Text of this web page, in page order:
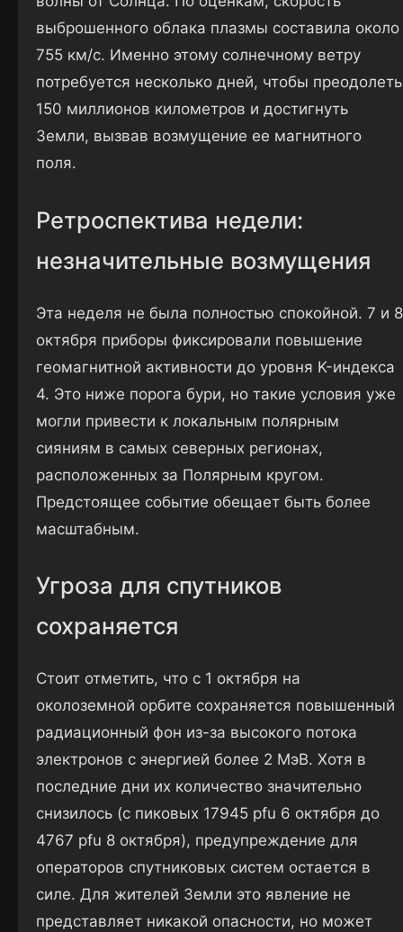
выброшенного облака плазмы составила около
755 км/с. Именно этому солнечному ветру
потребуется несколько дней, чтобы преодолеть
150 миллионов километров и достигнуть
Земли, вызвав возмущение ее магнитного
поля.
Ретроспектива недели:
незначительные возмущения
Эта неделя не была полностью спокойной. 7 и 8
октября приборы фиксировали повышение
геомагнитной активности до уровня K-индекса
4. Это ниже порога бури, но такие условия уже
могли привести к локальным полярным
сияниям в самых северных регионах,
расположенных за Полярным кругом.
Предстоящее событие обещает быть более
масштабным.
Угроза для спутников
сохраняется
Стоит отметить, что с 1 октября на
околоземной орбите сохраняется повышенный
радиационный фон из-за высокого потока
электронов с энергией более 2 МэВ. Хотя в
последние дни их количество значительно
снизилось (с пиковых 17945 pfu 6 октября до
4767 pfu 8 октября), предупреждение для
операторов спутниковых систем остается в
силе. Для жителей Земли это явление не
представляет никакой опасности, но может